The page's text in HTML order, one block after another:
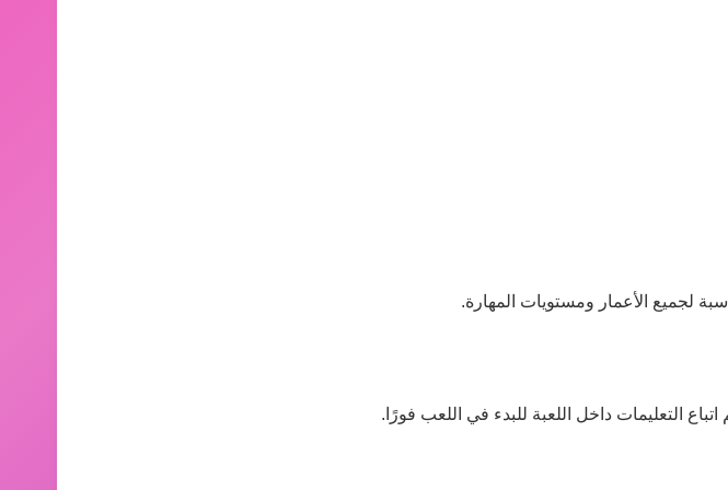
لجميع الأعمار ومستويات المهارة.
التعليمات داخل اللعبة للبدء في اللعب فورًا.